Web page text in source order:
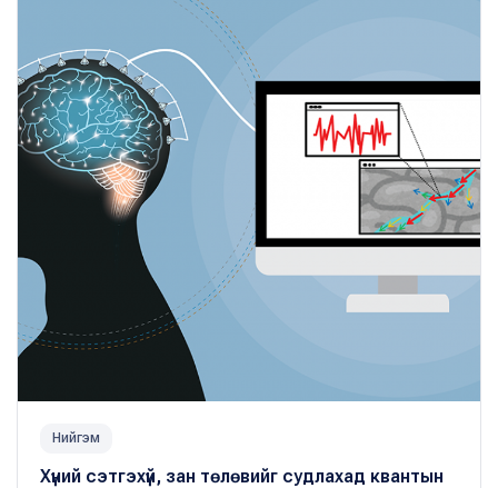
Нийгэм
Хүний сэтгэхүй, зан төлөвийг судлахад квантын